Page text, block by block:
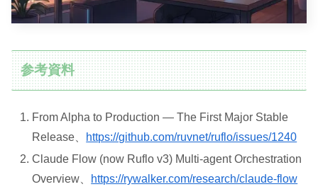
参考資料
From Alpha to Production — The First Major Stable
Release、
https://github.com/ruvnet/ruflo/issues/1240
Claude Flow (now Ruflo v3) Multi-agent Orchestration
Overview、
https://rywalker.com/research/claude-flow